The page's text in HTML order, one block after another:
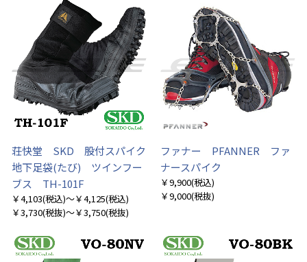
荘快堂 SKD 股付スパイク
地下足袋(たび) ツインフー
ブス TH-101F
￥4,103(税込)～￥4,125(税込)
￥3,730(税抜)～￥3,750(税抜)
ファナー PFANNER ファ
ナースパイク
￥9,900(税込)
￥9,000(税抜)